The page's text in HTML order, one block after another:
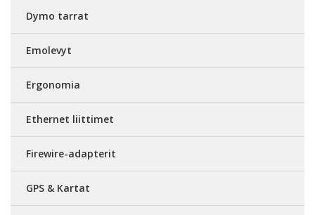
Dymo tarrat
Emolevyt
Ergonomia
Ethernet liittimet
Firewire-adapterit
GPS & Kartat